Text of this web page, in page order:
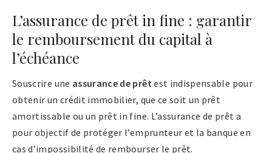
L’assurance de prêt in fine : garantir
le remboursement du capital à
l’échéance
Souscrire une assurance de prêtest indispensable pour
obtenir un crédit immobilier, que ce soit un prêt
amortissable ou un prêt in fine. L’assurance de prêt a
pour objectif de protéger l’emprunteur et la banque en
cas d’impossibilité de rembourser le prêt.